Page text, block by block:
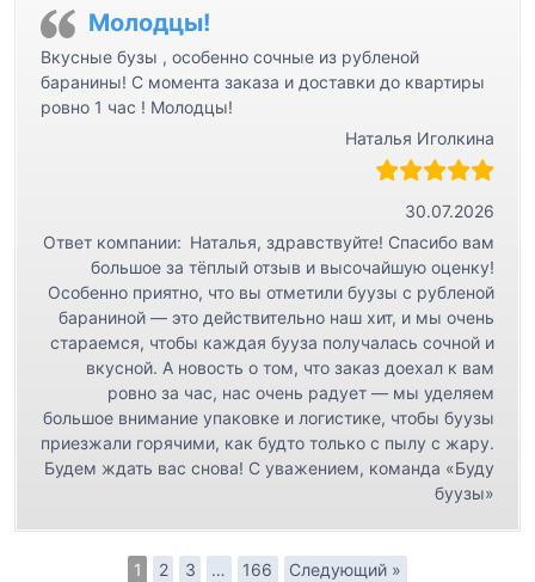
Молодцы!
Вкусные бузы , особенно сочные из рубленой
баранины! С момента заказа и доставки до квартиры
ровно 1 час ! Молодцы!
Наталья Иголкина
30.07.2026
Ответ компании: Наталья, здравствуйте! Спасибо вам
большое за тёплый отзыв и высочайшую оценку!
Особенно приятно, что вы отметили буузы с рубленой
бараниной — это действительно наш хит, и мы очень
стараемся, чтобы каждая бууза получалась сочной и
вкусной. А новость о том, что заказ доехал к вам
ровно за час, нас очень радует — мы уделяем
большое внимание упаковке и логистике, чтобы буузы
приезжали горячими, как будто только с пылу с жару.
Будем ждать вас снова! С уважением, команда «Буду
буузы»
1 2 3 … 166 Следующий »